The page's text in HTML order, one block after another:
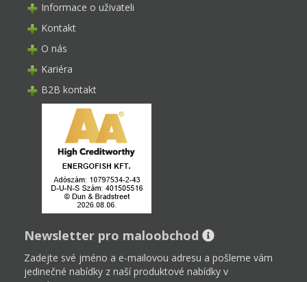
Informace o uživateli
Kontakt
O nás
Kariéra
B2B kontakt
Newsletter pro maloobchod
Zadejte své jméno a e-mailovou adresu a pošleme vám
jedinečné nabídky z naší produktové nabídky v